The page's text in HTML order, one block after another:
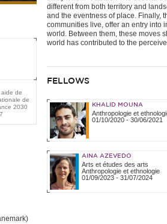
de
de
2030
different from both territory and
and the eventness of place. Finally,
communities live, offer an entry into
world. Between them, these moves
world has contributed to the
FELLOWS
KHALID MOUNA
Anthropologie et
01/10/2020- 30/06/2021
AINA AZEVEDO
Arts et études des arts
Anthropologie et ethnologie
01/09/2023- 31/07/2024